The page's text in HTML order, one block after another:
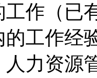
工作（已
的工作经
人力资源